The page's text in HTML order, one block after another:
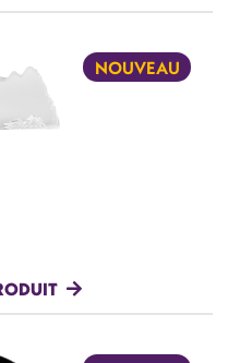
NOUVEAU